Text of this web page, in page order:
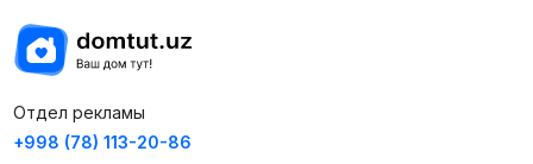
Отдел рекламы
+998 (78) 113-20-86